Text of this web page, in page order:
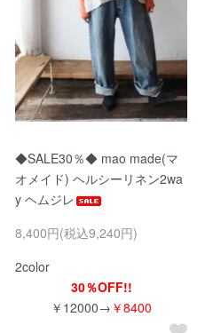
◆SALE30％◆ mao made(マ
オメイド) ヘルシーリネン2wa
y ヘムジレ
8,400円(税込9,240円)
2color
30％OFF!!
￥12000→ ￥8400